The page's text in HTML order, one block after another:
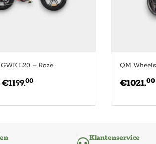
L20 – Roze
€1199.00
QM
€1021.00
Klantenservice